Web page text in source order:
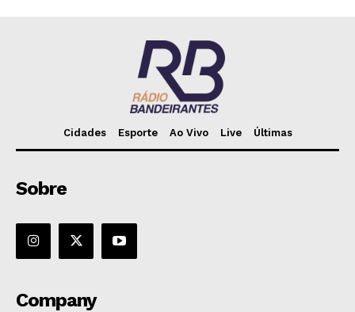
Cidades Esporte Ao Vivo Live Últimas
Sobre
Company